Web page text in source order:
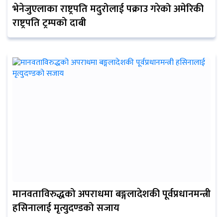
भेनेजुएलाका राष्ट्रपति मदुरोलाई पक्राउ गरेको अमेरिकी
राष्ट्रपति ट्रम्पको दाबी
मानवताविरुद्धको अपराधमा बङ्गलादेशकी पूर्वप्रधानमन्त्री
हसिनालाई मृत्युदण्डको सजाय